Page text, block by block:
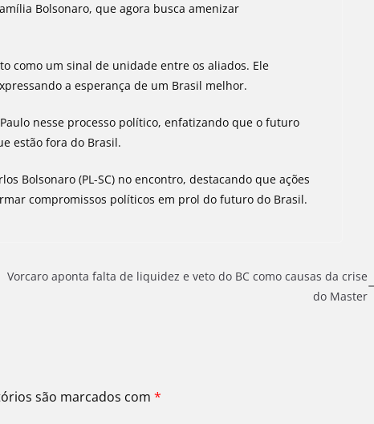
Bolsonaro, que agora busca amenizar
como um sinal de unidade entre os aliados. Ele
a esperança de um Brasil melhor.
nesse processo político, enfatizando que o futuro
estão fora do Brasil.
Bolsonaro (PL-SC) no encontro, destacando que ações
compromissos políticos em prol do futuro do Brasil.
Vorcaro aponta falta de liquidez e veto do BC como causas da crise
do Master
são marcados com *